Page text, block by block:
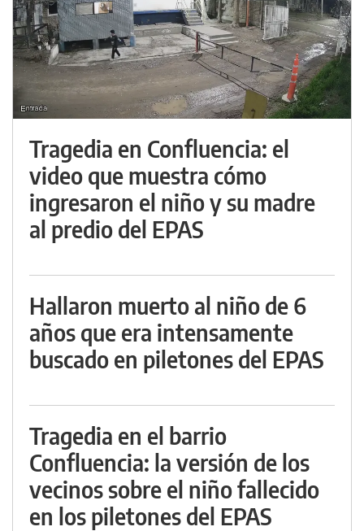
Tragedia en Confluencia: el
video que muestra cómo
ingresaron el niño y su madre
al predio del EPAS
Hallaron muerto al niño de 6
años que era intensamente
buscado en piletones del EPAS
Tragedia en el barrio
Confluencia: la versión de los
vecinos sobre el niño fallecido
en los piletones del EPAS